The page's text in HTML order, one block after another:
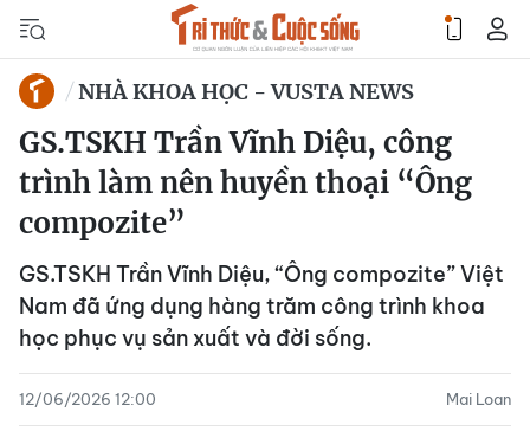
NHÀ KHOA HỌC - VUSTA NEWS
GS.TSKH Trần Vĩnh Diệu, công
trình làm nên huyền thoại “Ông
compozite”
GS.TSKH Trần Vĩnh Diệu, “Ông compozite” Việt
Nam đã ứng dụng hàng trăm công trình khoa
học phục vụ sản xuất và đời sống.
12/06/2026 12:00 Mai Loan